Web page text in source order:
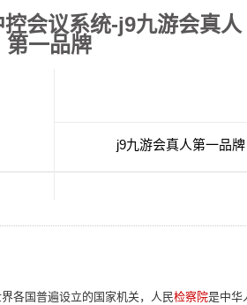
会议系统-j9九游会真人
第一品牌
j9九游会真人第一品牌
各国普遍设立的国家机关，人民检察院是中华